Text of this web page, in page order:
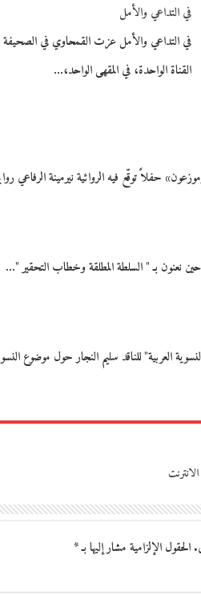
في التداعي والأمل
في التداعي والأمل عزت القمحاوي في الصحيفة
القناة الواحدة، في المقهى الواحد،…
حفلاً توقّع فيه الروائية نيرمينة الرفاعي
بـ " السلطة المطلقة وخطاب التحقير "…
العربية" للناقد سليم النجار حول موضوع
الحقول الإلزامية مشار إليها بـ*